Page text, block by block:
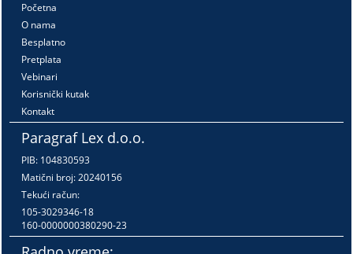
Početna
O nama
Besplatno
Pretplata
Vebinari
Korisnički kutak
Kontakt
Paragraf Lex d.o.o.
PIB: 104830593
Matični broj: 20240156
Tekući račun:
105-3029346-18
160-0000000380290-23